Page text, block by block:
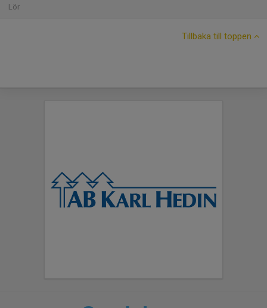
Lör
Tillbaka till toppen